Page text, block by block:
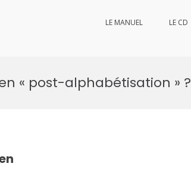
LE MANUEL LE CD
« post-alphabétisation » ?